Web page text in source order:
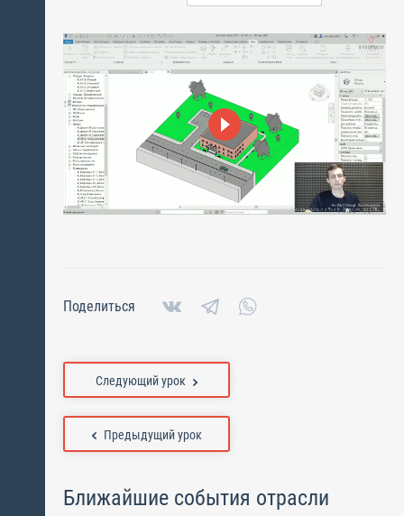
Поделиться
Предыдущий урок
Следующий урок
Ближайшие события отрасли